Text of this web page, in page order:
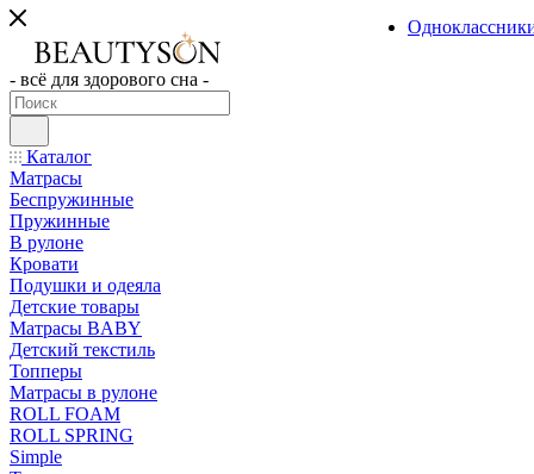
- всё для здорового сна -
Каталог
Матрасы
Беспружинные
Пружинные
В рулоне
Кровати
Подушки и одеяла
Детские товары
Матрасы BABY
Детский текстиль
Топперы
Матрасы в рулоне
ROLL FOAM
ROLL SPRING
Simple